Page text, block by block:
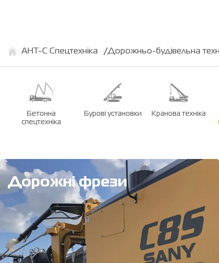
АНТ-С Спецтехніка Дорожньо-будівельна
Бетонна
спецтехніка
Бурові установки
Кранова техніка
Дорожні фрези